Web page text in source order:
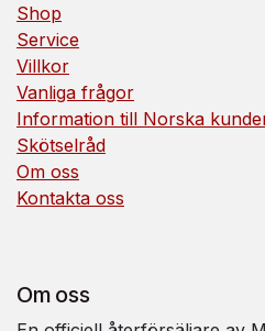
Shop
Service
Villkor
Vanliga frågor
Information till Norska
Skötselråd
Om oss
Kontakta oss
Om oss